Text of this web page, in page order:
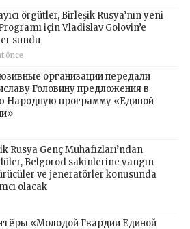
örgütler, Birleşik Rusya’nın yeni
için Vladislav Golovin’e
sundu
önce
организации передали
Головину предложения в
Народную программу «Единой
Rusya Genç Muhafızları’ndan
Belgorod sakinlerine yangın
ve jeneratörler konusunda
olacak
«Молодой Гвардии Единой